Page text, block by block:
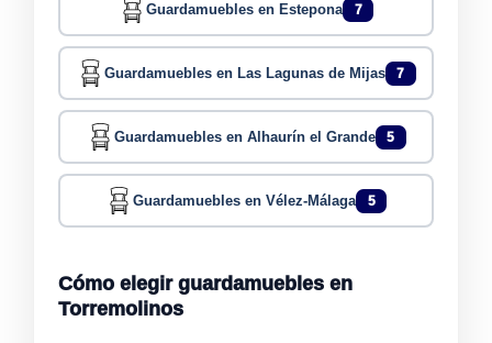
Guardamuebles en Estepona 7
Guardamuebles en Las Lagunas de Mijas 7
Guardamuebles en Alhaurín el Grande 5
Guardamuebles en Vélez-Málaga 5
Cómo elegir guardamuebles en
Torremolinos